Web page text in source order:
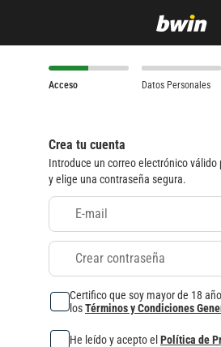
Acceso Datos Personales
Crea tu cuenta
Introduce un correo electrónico válido
y elige una contraseña segura.
E-mail
Crear contraseña
Certifico que soy mayor de 18
losTérminos y Condiciones
He leído y acepto el Política de